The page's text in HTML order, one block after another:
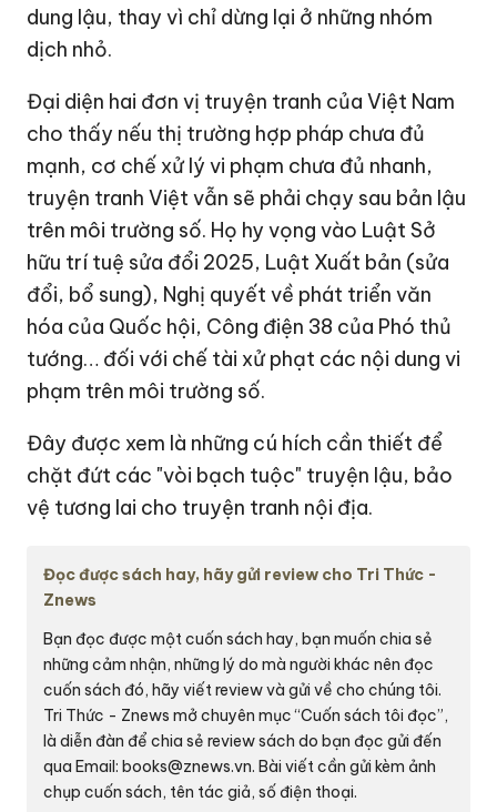
dung lậu, thay vì chỉ dừng lại ở những nhóm
dịch nhỏ.
Đại diện hai đơn vị truyện tranh của Việt Nam
cho thấy nếu thị trường hợp pháp chưa đủ
mạnh, cơ chế xử lý vi phạm chưa đủ nhanh,
truyện tranh Việt vẫn sẽ phải chạy sau bản lậu
trên môi trường số. Họ hy vọng vào Luật Sở
hữu trí tuệ sửa đổi 2025, Luật Xuất bản (sửa
đổi, bổ sung), Nghị quyết về phát triển văn
hóa của Quốc hội, Công điện 38 của Phó thủ
tướng… đối với chế tài xử phạt các nội dung vi
phạm trên môi trường số.
Đây được xem là những cú hích cần thiết để
chặt đứt các "vòi bạch tuộc" truyện lậu, bảo
vệ tương lai cho truyện tranh nội địa.
Đọc được sách hay, hãy gửi review cho Tri Thức -
Znews
Bạn đọc được một cuốn sách hay, bạn muốn chia sẻ
những cảm nhận, những lý do mà người khác nên đọc
cuốn sách đó, hãy viết review và gửi về cho chúng tôi.
Tri Thức - Znews mở chuyên mục “Cuốn sách tôi đọc”,
là diễn đàn để chia sẻ review sách do bạn đọc gửi đến
qua Email:books@znews.vn. Bài viết cần gửi kèm ảnh
chụp cuốn sách, tên tác giả, số điện thoại.